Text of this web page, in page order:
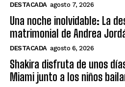
DESTACADA agosto 7, 2026
Una noche inolvidable: La
matrimonial de Andrea
DESTACADA agosto 6, 2026
Shakira disfruta de unos
Miami junto a los niños